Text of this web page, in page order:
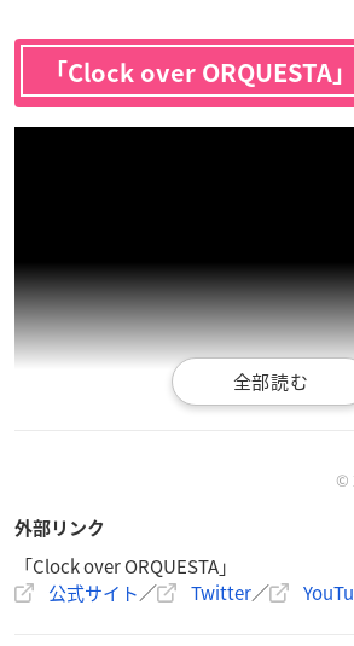
「Clock over ORQUESTA
商品概要
©
外部リンク
「Clock over ORQUESTA」
公式サイト／ Twitter／